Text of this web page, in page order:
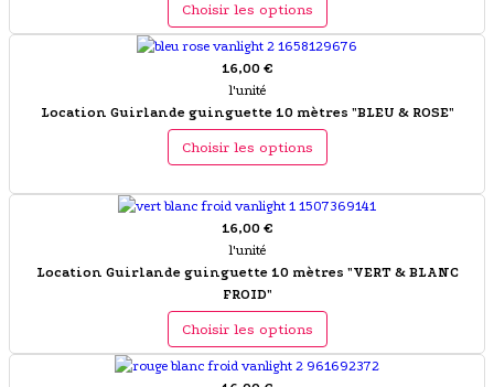
Choisir les options
16,00 €
l'unité
Location Guirlande guinguette 10 mètres "BLEU & ROSE"
Choisir les options
16,00 €
l'unité
Location Guirlande guinguette 10 mètres "VERT & BLANC
FROID"
Choisir les options